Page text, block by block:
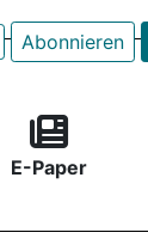
Abonnieren
E-Paper